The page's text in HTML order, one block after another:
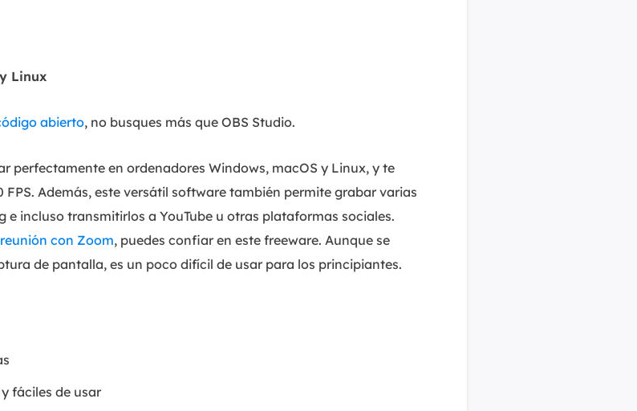
Linux
abierto, no busques más que OBS Studio.
perfectamente en ordenadores Windows, macOS y Linux, y te
Además, este versátil software también permite grabar varias
incluso transmitirlos a YouTube u otras plataformas sociales.
con Zoom, puedes confiar en este freeware. Aunque se
de pantalla, es un poco difícil de usar para los principiantes.
fáciles de usar